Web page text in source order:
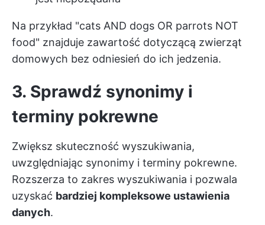
Na przykład "cats AND dogs OR parrots NOT
food" znajduje zawartość dotyczącą zwierząt
domowych bez odniesień do ich jedzenia.
3. Sprawdź synonimy i
terminy pokrewne
Zwiększ skuteczność wyszukiwania,
uwzględniając synonimy i terminy pokrewne.
Rozszerza to zakres wyszukiwania i pozwala
uzyskać bardziej kompleksowe ustawienia
danych.